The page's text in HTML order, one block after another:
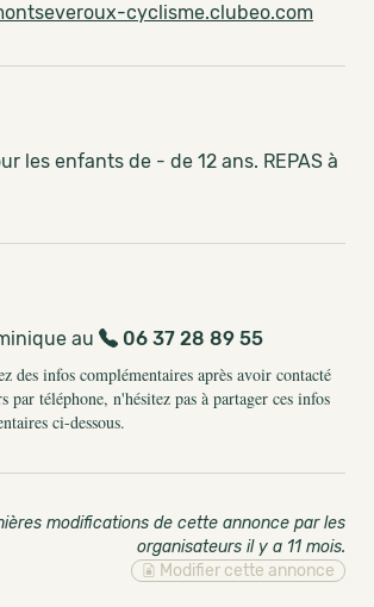
cyclisme.clubeo.com
les enfants de - de 12 ans. REPAS à
au
06 37 28 89 55
des infos complémentaires après avoir contacté
par téléphone, n'hésitez pas à partager ces infos
ci-dessous.
modifications de cette annonce par les
organisateurs il y a 11 mois.
Modifier cette annonce